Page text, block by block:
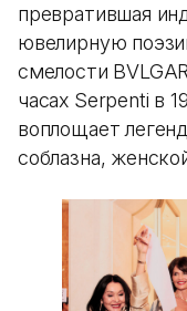
превратившая
ювелирную
смелости
часах Serpenti в
воплощает
соблазна,